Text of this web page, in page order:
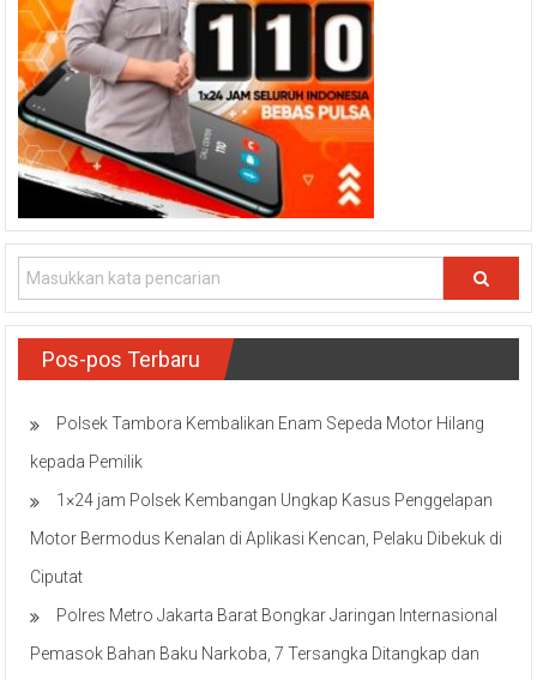
Pos-pos Terbaru
Polsek Tambora Kembalikan Enam Sepeda Motor Hilang
kepada Pemilik
1×24 jam Polsek Kembangan Ungkap Kasus Penggelapan
Motor Bermodus Kenalan di Aplikasi Kencan, Pelaku Dibekuk di
Ciputat
Polres Metro Jakarta Barat Bongkar Jaringan Internasional
Pemasok Bahan Baku Narkoba, 7 Tersangka Ditangkap dan